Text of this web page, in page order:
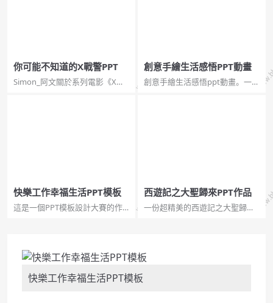
你可能不知道的X戰警PPT
Simon_阿文關於系列電影《X戰
創意手繪生活感悟PPT動畫
創意手繪生活感悟ppt動畫。一套
快樂工作幸福生活PPT模板
這是一個PPT模板設計大賽的作
態，倡導了快樂辦公的理念。此
模板適用辦公室、上班工作等主
題的...
西遊記之大聖歸來PPT作品
一份超精美的西遊記之大聖歸來
快樂工作幸福生活PPT模板